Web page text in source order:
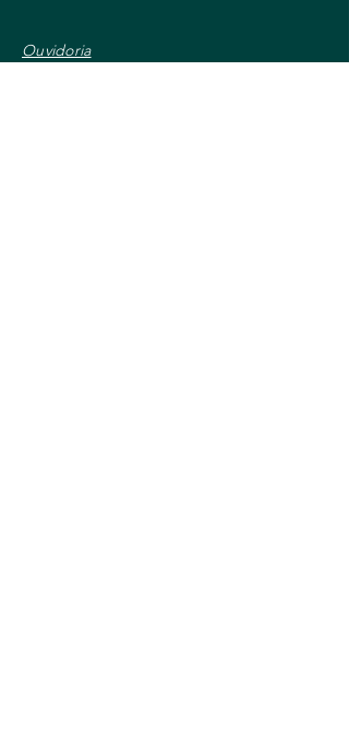
Ouvidoria